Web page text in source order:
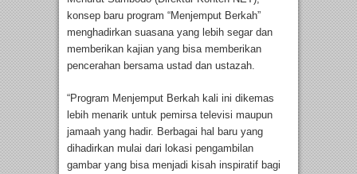
konsep baru program “Menjemput Berkah”
menghadirkan suasana yang lebih segar dan
memberikan kajian yang bisa memberikan
pencerahan bersama ustad dan ustazah.
“Program Menjemput Berkah kali ini dikemas
lebih menarik untuk pemirsa televisi maupun
jamaah yang hadir. Berbagai hal baru yang
dihadirkan mulai dari lokasi pengambilan
gambar yang bisa menjadi kisah inspiratif bagi